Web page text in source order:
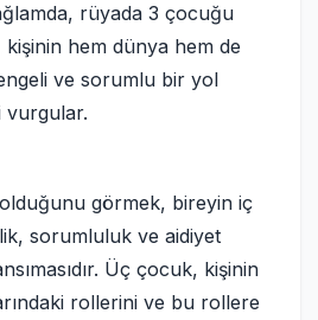
rüyada 3 çocuğu
hem dünya hem de
ve sorumlu bir yol
vurgular.
görmek, bireyin iç
sorumluluk ve aidiyet
Üç çocuk, kişinin
rollerini ve bu rollere